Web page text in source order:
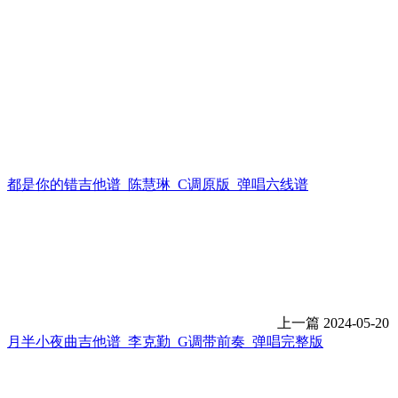
都是你的错吉他谱_陈慧琳_C调原版_弹唱六线谱
上一篇 2024-05-20
月半小夜曲吉他谱_李克勤_G调带前奏_弹唱完整版